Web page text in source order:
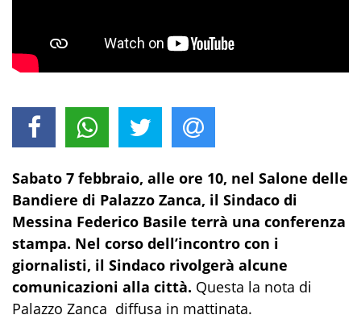
Sabato 7 febbraio, alle ore 10, nel Salone delle
Bandiere di Palazzo Zanca, il Sindaco di
Messina Federico Basile terrà una conferenza
stampa. Nel corso dell’incontro con i
giornalisti, il Sindaco rivolgerà alcune
comunicazioni alla città. Questa la nota di
Palazzo Zanca diffusa in mattinata.